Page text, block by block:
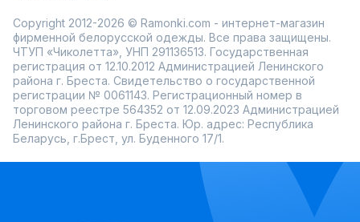
Copyright 2012-2026 © Ramonki.com - интернет-магазин
фирменной белорусской одежды. Все права защищены.
ЧТУП «Чиколетта», УНП 291136513. Государственная
регистрация от 12.10.2012 Администрацией Ленинского
района г. Бреста. Свидетельство о государственной
регистрации № 0061143. Регистрационный номер в
торговом реестре 564352 от 12.09.2023 Администрацией
Ленинского района г. Бреста. Юр. адрес: Республика
Беларусь, г.Брест, ул. Буденного 17/1.